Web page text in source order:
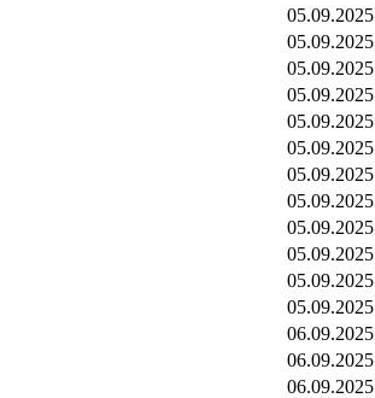
05.09.2025
05.09.2025
05.09.2025
05.09.2025
05.09.2025
05.09.2025
05.09.2025
05.09.2025
05.09.2025
05.09.2025
05.09.2025
05.09.2025
06.09.2025
06.09.2025
06.09.2025